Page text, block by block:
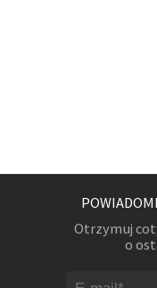
Otrzymuj
o